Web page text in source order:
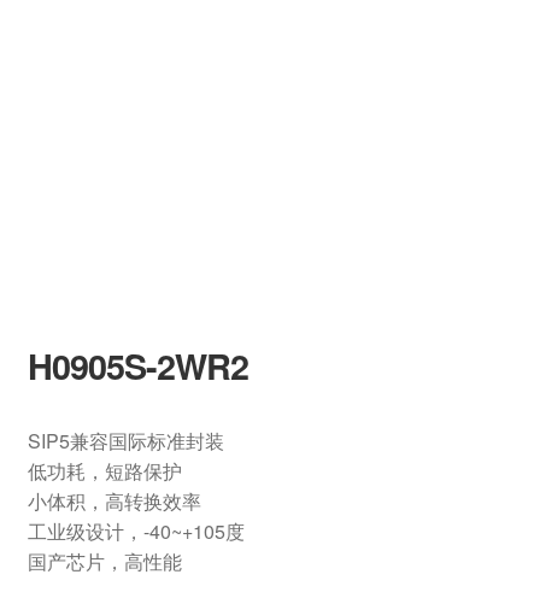
H0905S-2WR2
SIP5兼容国际标准封装
低功耗，短路保护
小体积，高转换效率
工业级设计，-40~+105度
国产芯片，高性能